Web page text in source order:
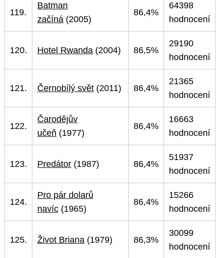
119.
Batman
začíná (2005)
86,4%
64398
hodnocení
120. Hotel Rwanda (2004) 86,5%
29190
hodnocení
121. Černobílý svět (2011) 86,4%
21365
hodnocení
122.
Čarodějův
učeň (1977)
86,4%
16663
hodnocení
123. Predátor (1987) 86,4%
51937
hodnocení
124.
Pro pár dolarů
navíc (1965)
86,4%
15266
hodnocení
125. Život Briana (1979) 86,3%
30099
hodnocení